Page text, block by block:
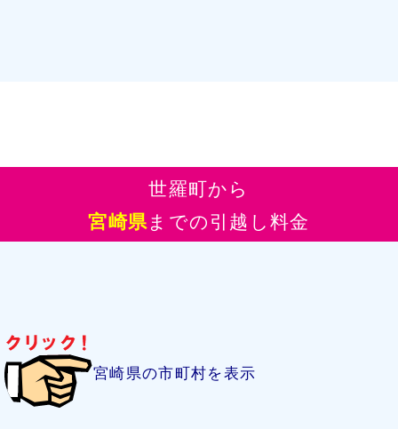
世羅町から
宮崎県までの引越し料金
宮崎県の市町村を表示